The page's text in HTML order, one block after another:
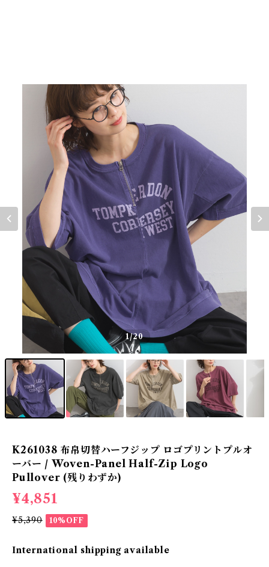
1/20
K261038 布帛切替ハーフジップ ロゴプリントプルオ
ーバー / Woven-Panel Half-Zip Logo
Pullover (残りわずか)
¥4,851
¥5,390 10%OFF
International shipping available